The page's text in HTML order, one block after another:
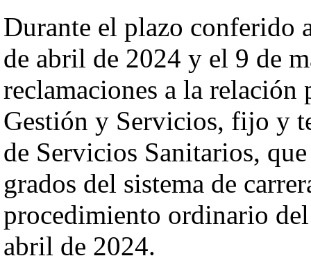
Durante el plazo conferido
de abril de 2024 y el 9 de
reclamaciones a la
Gestión y Servicios, fijo y
de Servicios Sanitarios,
grados del sistema de
procedimiento ordinario
abril de 2024.